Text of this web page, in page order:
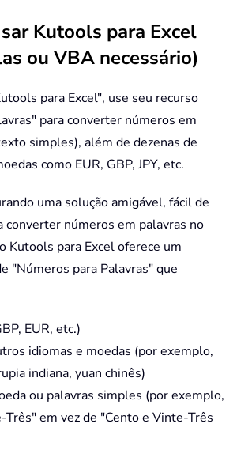
Kutools para Excel
ou VBA necessário)
para Excel", use seu recurso
para converter números em
simples), além de dezenas de
como EUR, GBP, JPY, etc.
uma solução amigável, fácil de
converter números em palavras no
Kutools para Excel oferece um
"Números para Palavras" que
EUR, etc.)
idiomas e moedas (por exemplo,
indiana, yuan chinês)
ou palavras simples (por exemplo,
Três" em vez de "Cento e Vinte-Três